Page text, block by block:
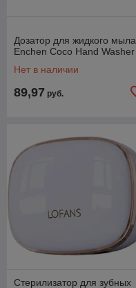
Дозатор для жидкого мыла
Enchen Coco Hand Washer
Нет в наличии
89,97 руб.
Стерилизатор для зубных